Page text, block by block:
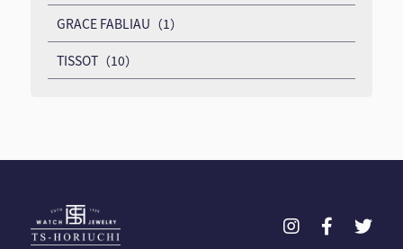
GRACE FABLIAU（1）
TISSOT（10）